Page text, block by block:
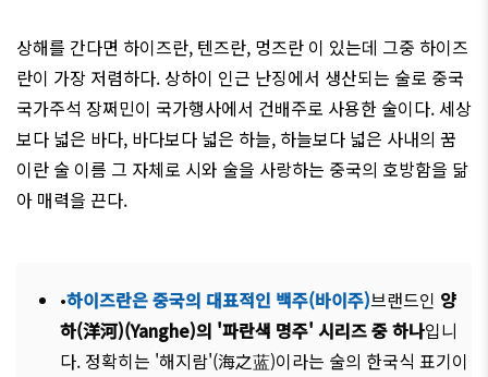
상해를 간다면 하이즈란, 텐즈란, 멍즈란 이 있는데 그중 하이즈
란이 가장 저렴하다. 상하이 인근 난징에서 생산되는 술로 중국
국가주석 장쩌민이 국가행사에서 건배주로 사용한 술이다. 세상
보다 넓은 바다, 바다보다 넓은 하늘, 하늘보다 넓은 사내의 꿈
이란 술 이름 그 자체로 시와 술을 사랑하는 중국의 호방함을 닮
아 매력을 끈다.
•하이즈란은 중국의 대표적인 백주(바이주)브랜드인 양
하(洋河)(Yanghe)의 '파란색 명주' 시리즈 중 하나입니
다. 정확히는 '해지람'(海之蓝)이라는 술의 한국식 표기이